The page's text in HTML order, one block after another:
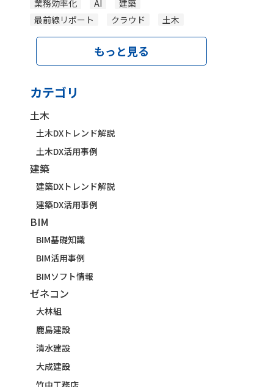
業務効率化
AI
建築
最前線リポート
クラウド 土木
もっと見る
カテゴリ
土木
土木DXトレンド解説
土木DX活用事例
建築
建築DXトレンド解説
建築DX活用事例
BIM
BIM基礎知識
BIM活用事例
BIMソフト情報
ゼネコン
大林組
鹿島建設
清水建設
大成建設
竹中工務店